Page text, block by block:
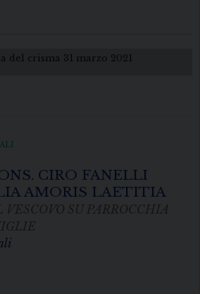
del crisma 31 marzo 2021
CIRO FANELLI
AMORIS LAETITIA
SU PARROCCHIA